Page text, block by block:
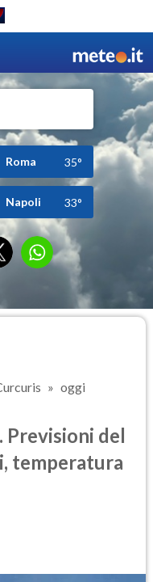
Roma 35°
Napoli 33°
oggi
Previsioni del
temperatura